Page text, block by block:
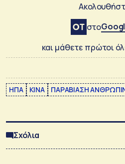
στο
και μάθετε πρώτοι
ΗΠΑ ΚΙΝΑ ΠΑΡΑΒΙΑΣΗ
Σχόλια